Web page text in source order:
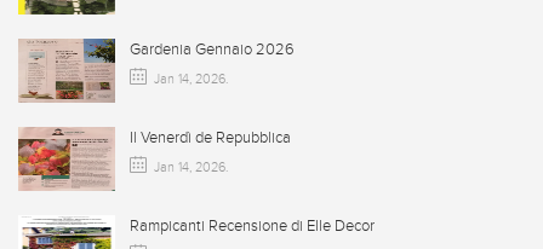
Gardenia Gennaio 2026
Jan 14, 2026.
Il Venerdì de Repubblica
Jan 14, 2026.
Rampicanti Recensione di Elle Decor